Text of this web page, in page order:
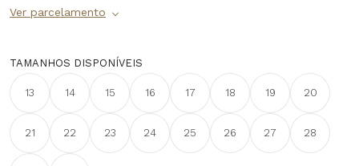
TAMANHOS DISPONÍVEIS
13 14 15 16 17 18 19 20
21 22 23 24 25 26 27 28